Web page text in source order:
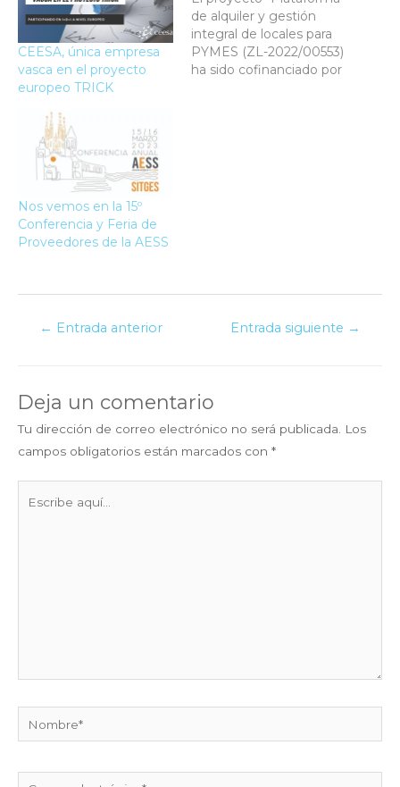
CEESA, única empresa
vasca en el proyecto
europeo TRICK
de alquiler y gestión
integral de locales para
PYMES (ZL-2022/00553)
ha sido cofinanciado por
Nos vemos en la 15º
Conferencia y Feria de
Proveedores de la AESS
← Entrada anterior Entrada siguiente →
Deja un comentario
Tu dirección de correo electrónico no será publicada.
Los
campos obligatorios están marcados con *